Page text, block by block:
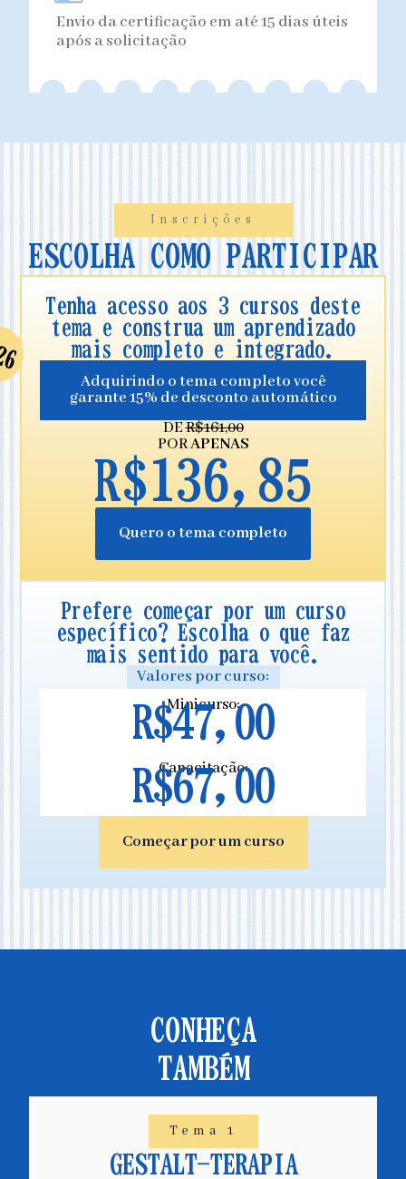
Envio da certificação em até 15 dias úteis
após a solicitação
Inscrições
ESCOLHA COMO PARTICIPAR
Tenha acesso aos 3 cursos deste
tema e construa um aprendizado
mais completo e integrado.
Adquirindo o tema completo você
garante 15% de desconto automático
DER$161,00
PORAPENAS
R$136,85
Quero o tema completo
Prefere começar por um curso
específico? Escolha o que faz
mais sentido para você.
Valores por curso:
Minicurso:
R$47,00
Capacitação:
R$67,00
Começar por um curso
CONHEÇA
TAMBÉM
Tema 1
GESTALT-TERAPIA